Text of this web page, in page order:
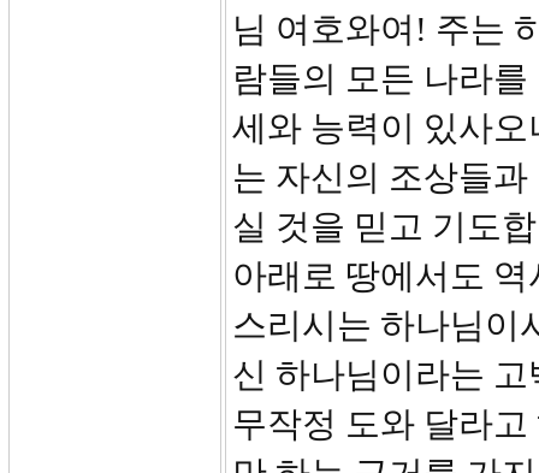
님 여호와여! 주는
람들의 모든 나라
세와 능력이 있사
는 자신의 조상들
실 것을 믿고 기도
아래로 땅에서도
스리시는 하나님이
신 하나님이라는
무작정 도와 달라